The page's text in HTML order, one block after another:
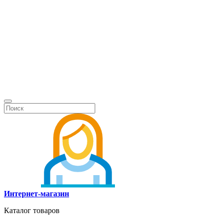
Интернет-магазин
Каталог товаров